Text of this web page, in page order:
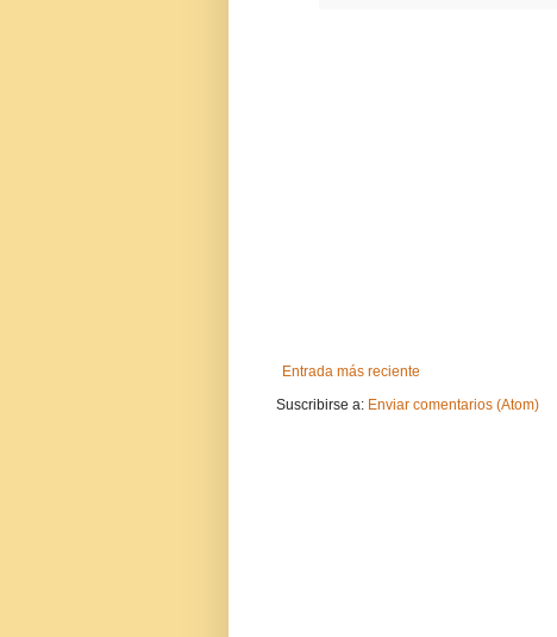
Entrada más reciente
Suscribirse a: Enviar comentarios (Atom)